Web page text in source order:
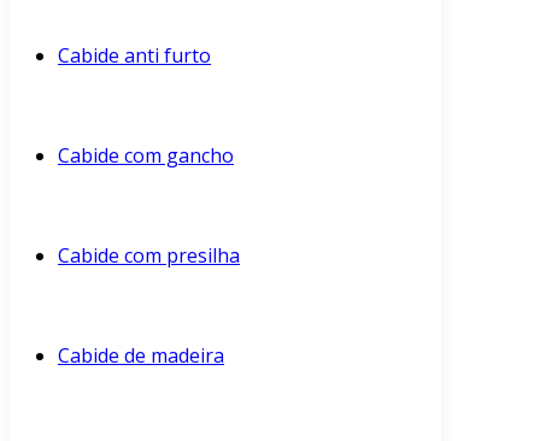
Cabide anti furto
Cabide com gancho
Cabide com presilha
Cabide de madeira